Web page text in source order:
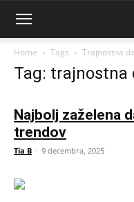
Home Tags Trajnostna
Tag: trajnostna
Najbolj zaželena
trendov
Tia B - 9 decembra, 2025